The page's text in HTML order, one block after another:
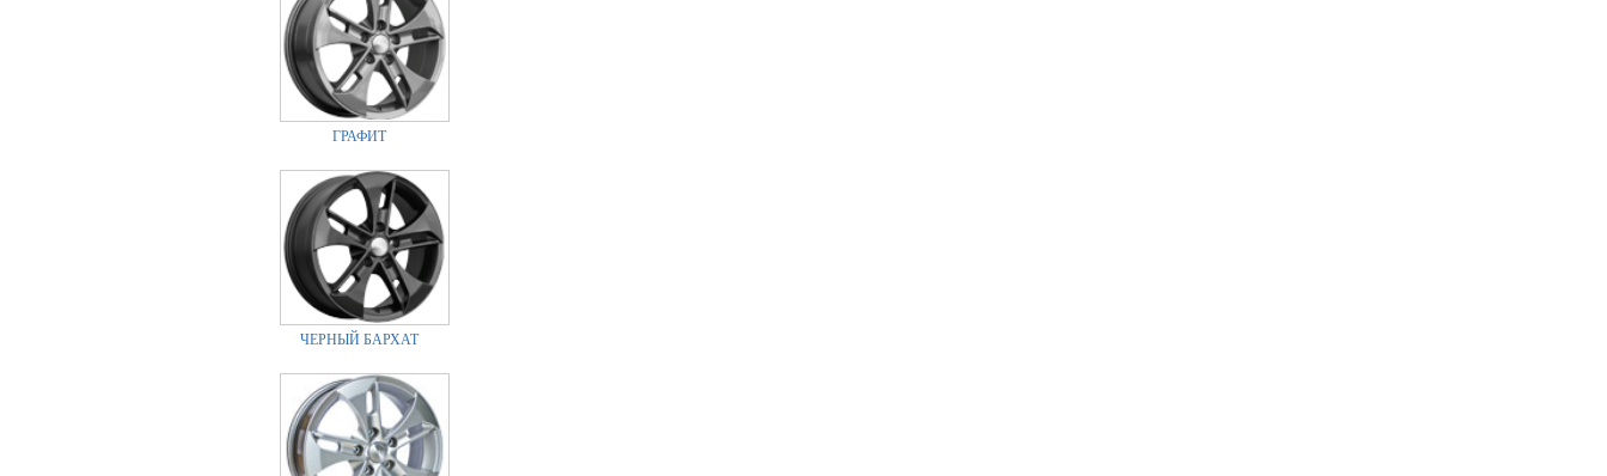
ГРАФИТ
ЧЕРНЫЙ БАРХАТ